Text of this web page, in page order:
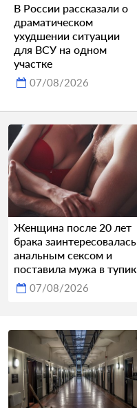
В России рассказали о
драматическом
ухудшении ситуации
для ВСУ на одном
участке
07/08/2026
Женщина после 20 лет
брака заинтересовалась
анальным сексом и
поставила мужа в тупик
07/08/2026